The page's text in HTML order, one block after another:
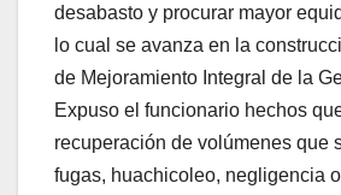
desabasto y procurar mayor
lo cual se avanza en la
de Mejoramiento Integral de la
Expuso el funcionario hechos
recuperación de volúmenes que
fugas, huachicoleo, negligencia